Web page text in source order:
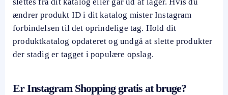
ændrer produkt ID i dit katalog mister Instagram
forbindelsen til det oprindelige tag. Hold dit
produktkatalog opdateret og undgå at slette produkter
der stadig er tagget i populære opslag.
Er Instagram Shopping gratis at bruge?